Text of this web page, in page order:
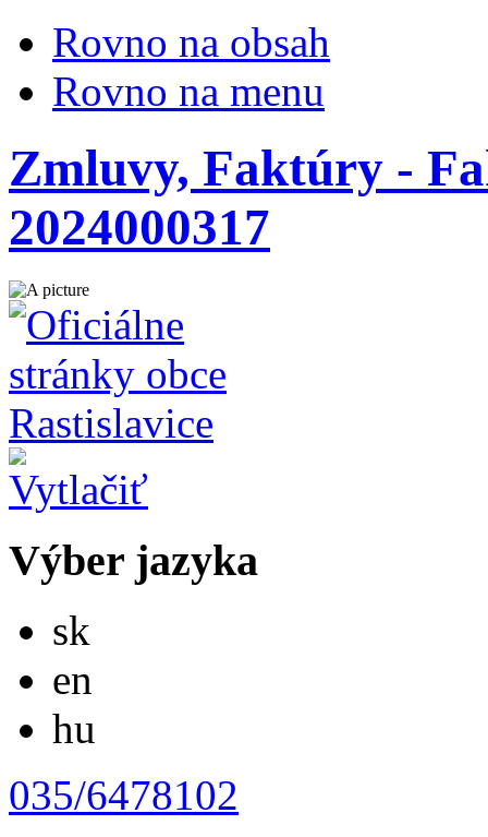
Rovno na obsah
Rovno na menu
Zmluvy, Faktúry -
2024000317
Výber jazyka
sk
en
hu
035/6478102